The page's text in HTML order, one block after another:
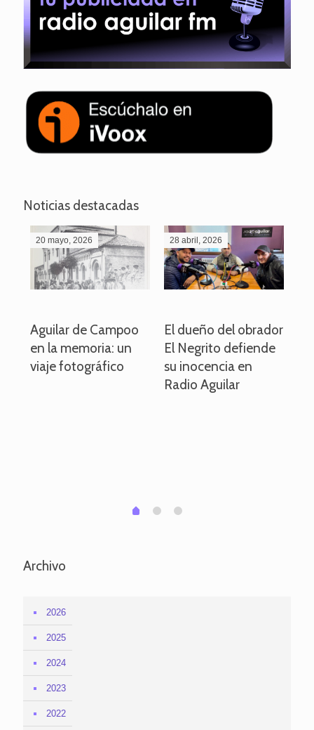
Noticias destacadas
20 mayo, 2026
Aguilar de Campoo
en la memoria: un
viaje fotográfico
28 abril, 2026
El dueño del obrador
El Negrito defiende
su inocencia en
Radio Aguilar
0 1 2
Archivo
2026
2025
2024
2023
2022